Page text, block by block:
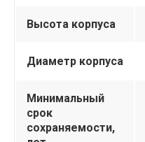
Высота корпуса
Диаметр корпуса
Минимальный
срок
сохраняемости,